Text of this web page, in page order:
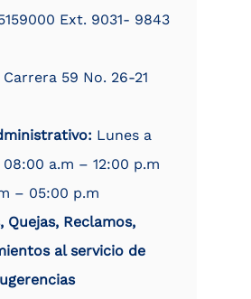
Ext. 9031- 9843
Carrera 59 No. 26-21
Lunes a
a.m – 12:00 p.m
– 05:00 p.m
Quejas, Reclamos,
al servicio de